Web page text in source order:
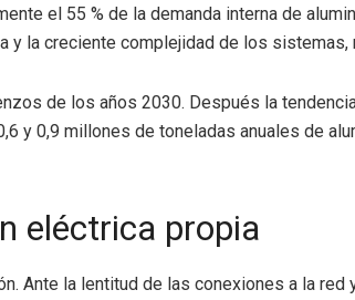
el 55 % de la demanda interna de
y la creciente complejidad de los
de los años 2030. Después la
y 0,9 millones de toneladas anuales de
eléctrica propia
Ante la lentitud de las conexiones a la